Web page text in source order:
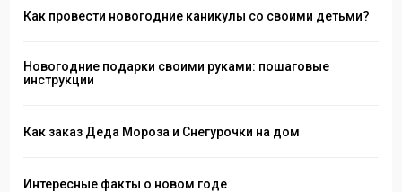
Как провести новогодние каникулы со своими детьми?
Новогодние подарки своими руками: пошаговые
инструкции
Как заказ Деда Мороза и Снегурочки на дом
Интересные факты о новом годе